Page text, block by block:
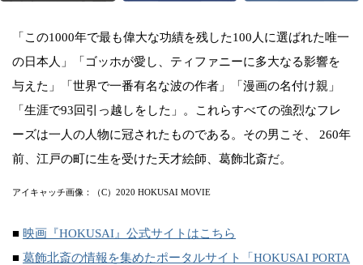
「この1000年で最も偉大な功績を残した100人に選ばれた唯一
の日本人」「ゴッホが愛し、ティファニーに多大なる影響を
与えた」「世界で一番有名な波の作者」「漫画の名付け親」
「生涯で93回引っ越しをした」。これらすべての強烈なフレ
ーズは一人の人物に冠されたものである。その男こそ、 260年
前、江戸の町に生を受けた天才絵師、葛飾北斎だ。
アイキャッチ画像：（C）2020 HOKUSAI MOVIE
■ 映画『HOKUSAI』公式サイトはこちら
■ 葛飾北斎の情報を集めたポータルサイト「HOKUSAI PORTA